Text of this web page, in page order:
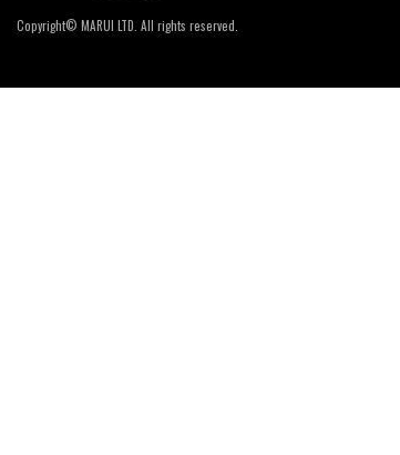
Copyright© MARUI LTD. All rights reserved.